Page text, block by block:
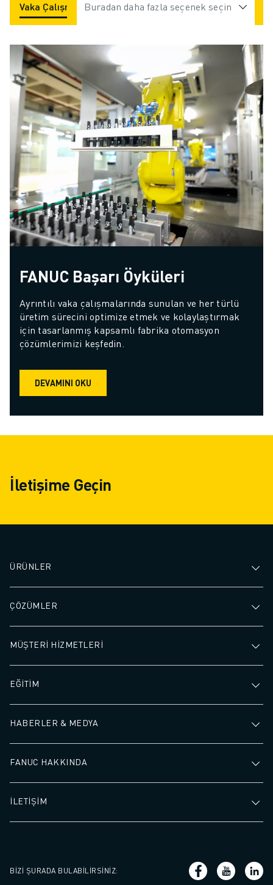
Vaka Çalışmaları Uygulamalar Endüstriler
Buradan daha fazla seçenek seçin
FANUC Başarı Öyküleri
Ayrıntılı vaka çalışmalarında sunulan ve her türlü
üretim sürecini optimize etmek ve kolaylaştırmak
için tasarlanmış kapsamlı fabrika otomasyon
çözümlerimizi keşfedin.
DEVAMINI OKU
İletişime Geçin
ÜRÜNLER
ÇÖZÜMLER
MÜŞTERİ HİZMETLERİ
EĞİTİM
HABERLER & MEDYA
FANUC HAKKINDA
İLETİŞİM
BIZI ŞURADA BULABILIRSINIZ: